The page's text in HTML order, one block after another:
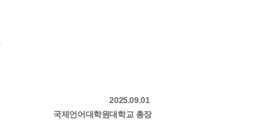
2025.09.01
국제언어대학원대학교 총장